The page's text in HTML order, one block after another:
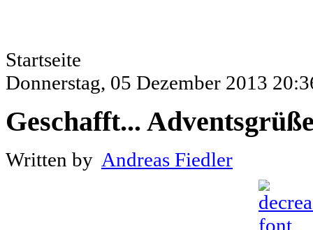
Startseite
Donnerstag, 05 Dezember 2013
Geschafft...
Written by Andreas Fiedler